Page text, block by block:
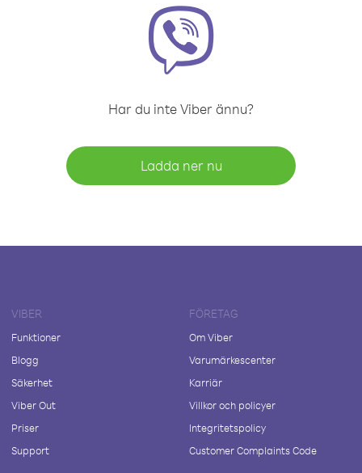
Har du inte Viber ännu?
Ladda ner nu
VIBER
Funktioner
Blogg
Säkerhet
Viber Out
Priser
Support
FÖRETAG
Om Viber
Varumärkescenter
Karriär
Villkor och policyer
Integritetspolicy
Customer Complaints Code